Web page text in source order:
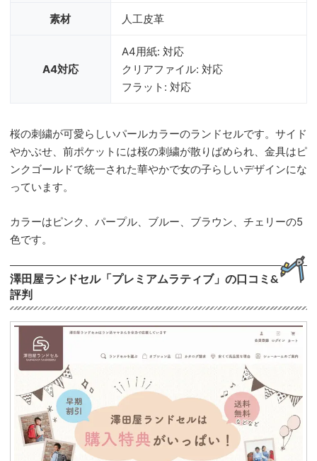
素材 人工皮革
A4対応
A4用紙: 対応
クリアファイル: 対応
フラット: 対応
桜の刺繍が可愛らしいパールカラーのランドセルです。サイド
やかぶせ、前ポケットには桜の刺繍が散りばめられ、金具はピ
ンクゴールドで統一された華やかで女の子らしいデザインにな
っています。
カラーはピンク、パープル、ブルー、ブラウン、チェリーの5
色です。
澤田屋ランドセル「プレミアムラティブ」の口コミ&
評判